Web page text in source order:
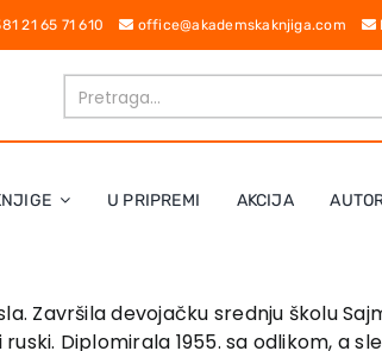
21 65 71 610 office@akademskaknjiga.com
U PRIPREMI AKCIJA
Završila devojačku srednju školu
Diplomirala 1955. sa odlikom, a